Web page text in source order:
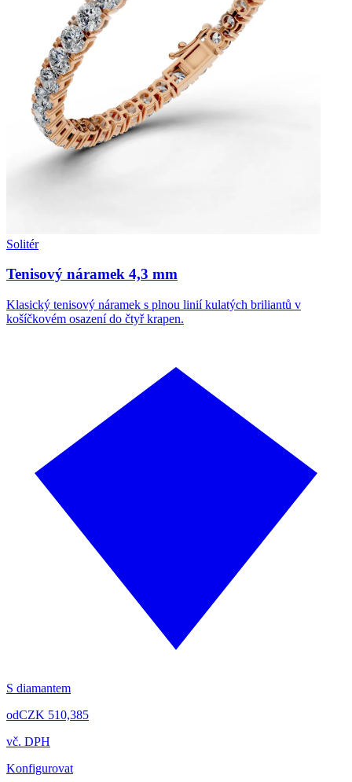
Solitér
Tenisový náramek 4,3 mm
Klasický tenisový náramek s plnou linií kulatých briliantů v
košíčkovém osazení do čtyř krapen.
S diamantem
odCZK 510,385
vč. DPH
Konfigurovat